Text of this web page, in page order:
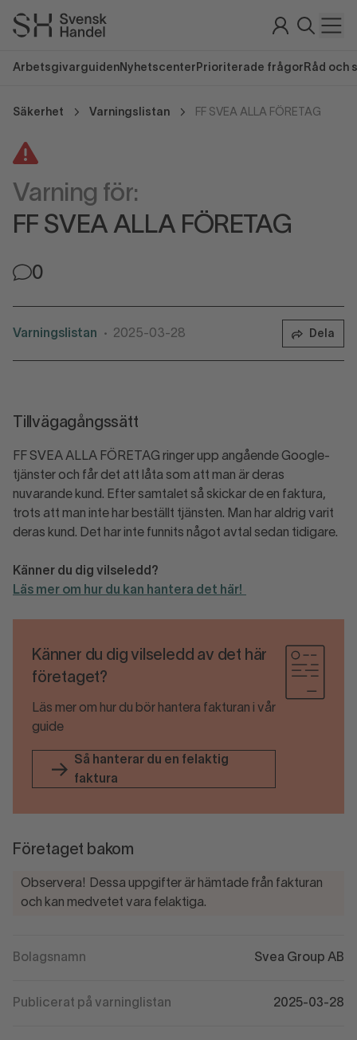
Arbetsgivarguiden Nyhetscenter Prioriterade frågor Råd och
Säkerhet Varningslistan FF SVEA ALLA FÖRETAG
Varning för:
FF SVEA ALLA FÖRETAG
0
Varningslistan • 2025-03-28 Dela
Tillvägagångssätt
FF SVEA ALLA FÖRETAG ringer upp angående Google-
tjänster och får det att låta som att man är deras
nuvarande kund. Efter samtalet så skickar de en faktura,
trots att man inte har beställt tjänsten. Man har aldrig varit
deras kund. Det har inte funnits något avtal sedan tidigare.
Känner du dig vilseledd?
Läs mer om hur du kan hantera det här!
Känner du dig vilseledd av det här
företaget?
Läs mer om hur du bör hantera fakturan i vår
guide
Så hanterar du en felaktig
faktura
Företaget bakom
Observera! Dessa uppgifter är hämtade från fakturan
och kan medvetet vara felaktiga.
Bolagsnamn Svea Group AB
Publicerat på varninglistan 2025-03-28